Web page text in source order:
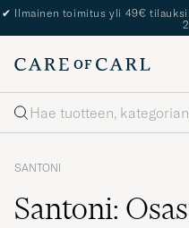
✔ Ilmainen toimitus yli 49€
Haku
SANTONI
Santoni: